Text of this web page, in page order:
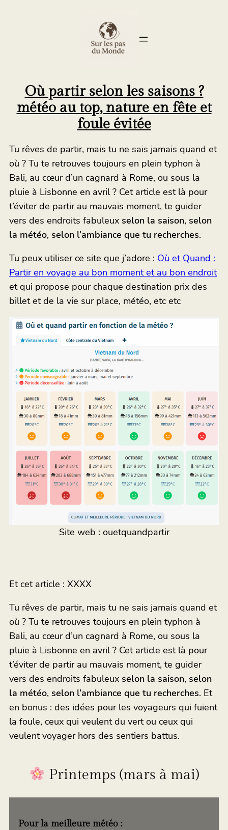
Où partir selon les saisons ?
météo au top, nature en fête et
foule évitée
Tu rêves de partir, mais tu ne sais jamais quand et
où ? Tu te retrouves toujours en plein typhon à
Bali, au cœur d’un cagnard à Rome, ou sous la
pluie à Lisbonne en avril ? Cet article est là pour
t’éviter de partir au mauvais moment, te guider
vers des endroits fabuleux selon la saison, selon
la météo, selon l’ambiance que tu recherches.
Tu peux utiliser ce site que j’adore : Où et Quand :
Partir en voyage au bon moment et au bon endroit
et qui propose pour chaque destination prix des
billet et de la vie sur place, météo, etc etc
Site web : ouetquandpartir
Et cet article : XXXX
Tu rêves de partir, mais tu ne sais jamais quand et
où ? Tu te retrouves toujours en plein typhon à
Bali, au cœur d’un cagnard à Rome, ou sous la
pluie à Lisbonne en avril ? Cet article est là pour
t’éviter de partir au mauvais moment, te guider
vers des endroits fabuleux selon la saison, selon
la météo, selon l’ambiance que tu recherches. Et
en bonus : des idées pour les voyageurs qui fuient
la foule, ceux qui veulent du vert ou ceux qui
veulent voyager hors des sentiers battus.
Printemps (mars à mai)
Pour la meilleure météo :